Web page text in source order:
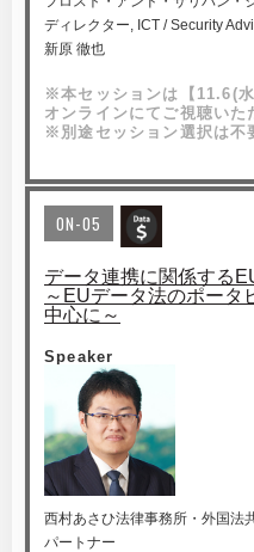
ディレクター, ICT / Security
新原 徹也
※本セッションは【11.6(
オンラインにてご視聴いた
※別途セッション選択は不
ON-05
データ連携に関係する
～EUデータ法のポータ
中心に～
Speaker
西村あさひ法律事務所・外国法
パートナー